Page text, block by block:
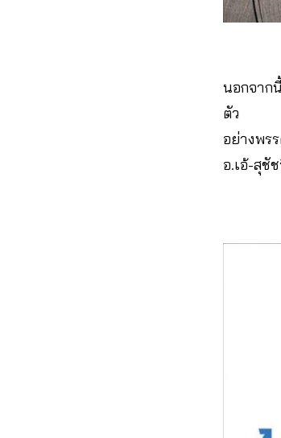
นอกจาก
ตัว
อย่างพร
อ.เอ้-สุชั